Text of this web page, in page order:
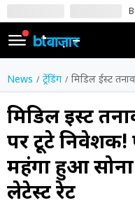
SIGN
IN
Dark
Mode
होम
शेयर
बाज़ार
News ट्रेंडिंग मिडिल ईस्ट तनाव से गोल्ड और
मिडिल ईस्ट
पर टूटे
महंगा हुआ
लेटेस्ट रेट